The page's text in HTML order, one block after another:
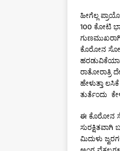
ಹೀಗೆಲ್ಲ
100 ಕೋಟಿ
ಕೊರೋನ
ರಾತೋರಾತ್ರಿ
ಹೇಳುತ್ತಾ
ತುರ್ತೆಂದು
ಈ ಕೊರೋನ
ಮಿದುಳು